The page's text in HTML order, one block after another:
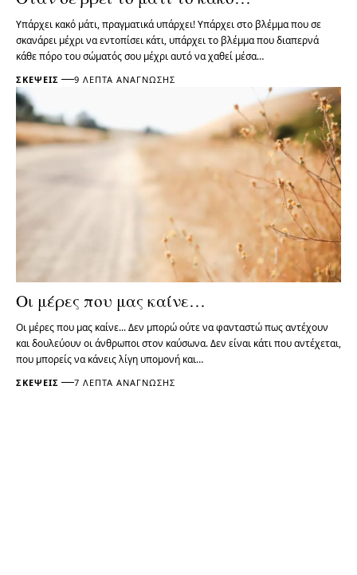
Υπάρχει κακό μάτι, πραγματικά υπάρχει! Υπάρχει στο βλέμμα που σε
σκανάρει μέχρι να εντοπίσει κάτι, υπάρχει το βλέμμα που διαπερνά
κάθε πόρο του σώματός σου μέχρι αυτό να χαθεί μέσα…
ΣΚΈΨΕΙΣ 9 ΛΕΠΤΆ ΑΝΆΓΝΩΣΗΣ
Οι μέρες που μας καίνε…
Οι μέρες που μας καίνε... Δεν μπορώ ούτε να φανταστώ πως αντέχουν
και δουλεύουν οι άνθρωποι στον καύσωνα. Δεν είναι κάτι που αντέχεται,
που μπορείς να κάνεις λίγη υπομονή και…
ΣΚΈΨΕΙΣ 7 ΛΕΠΤΆ ΑΝΆΓΝΩΣΗΣ